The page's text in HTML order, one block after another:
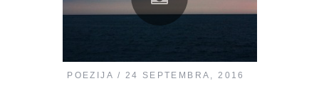
POEZIJA 24 SEPTEMBRA, 2016